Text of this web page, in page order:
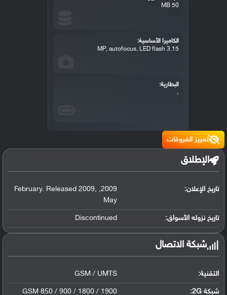
50 MB
الكاميرا الأساسية:
3.15 MP, autofocus, LED flash
البطارية:
،
تمييز الفروقات
الإطلاق
تاريخ الإعلان: 2009
,
February. Released 2009,
May
تاريخ نزوله الأسواق: Discontinued
شبكة الاتصال
التقنية: GSM / UMTS
شبكة 2G: GSM 850 / 900 / 1800 / 1900